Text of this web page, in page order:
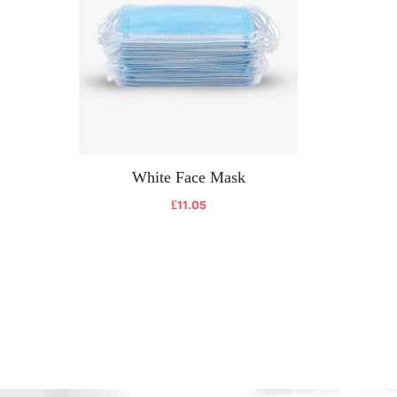
White Face Mask
£11.05